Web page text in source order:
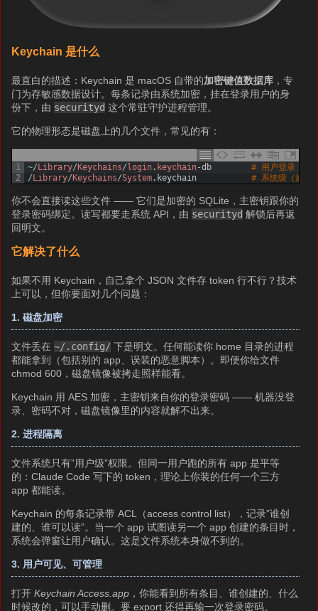
Keychain 是什么
最直白的描述：Keychain 是 macOS 自带的加密键值数据库 ，专
门为存敏感数据设计。每条记录由系统加密，挂在登录用户的身
份下，由 securityd 这个常驻守护进程管理。
它的物理形态是磁盘上的几个文件，常见的有：
1
2
~/ Library/ Keychains/ login. keychain-db
# 用户登录
/ Library/ Keychains/System. keychain # 系统级（如
你不会直接读这些文件 —— 它们是加密的 SQLite，主密钥跟你的
登录密码绑定。读写都要走系统 API，由 securityd 解锁后再返
回明文。
它解决了什么
如果不用 Keychain，自己拿个 JSON 文件存 token 行不行？技术
上可以，但你要面对几个问题：
1. 磁盘加密
文件丢在~/.config/ 下是明文。任何能读你 home 目录的进程
都能拿到（包括别的 app、误装的恶意脚本）。即便你给文件
chmod 600，磁盘镜像被拷走照样能看。
Keychain 用 AES 加密，主密钥来自你的登录密码 —— 机器没登
录、密码不对，磁盘镜像里的内容就解不出来。
2. 进程隔离
文件系统只有”用户级”权限。但同一用户跑的所有 app 是平等
的：Claude Code 写下的 token，理论上你装的任何一个三方
app 都能读。
Keychain 的每条记录带 ACL（access control list），记录”谁创
建的、谁可以读”。当一个 app 试图读另一个 app 创建的条目时，
系统会弹窗让用户确认。这是文件系统本身做不到的。
3. 用户可见、可管理
打开Keychain Access.app ，你能看到所有条目、谁创建的、什么
时候改的，可以手动删。要 export 还得再输一次登录密码。